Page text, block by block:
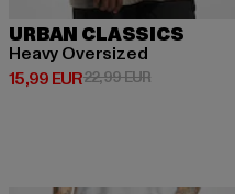
URBAN CLASSICS
Heavy Oversized
15,99 EUR
Derzeitiger Preis: 15,99 EUR
22,99 EUR